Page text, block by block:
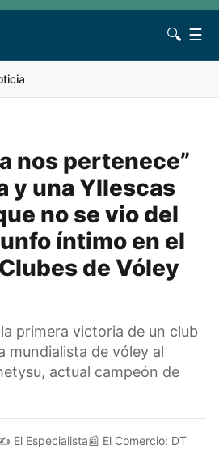
🔍 ☰
nos pertenece”
y una Yllescas
no se vio del
íntimo en el
de Vóley
primera victoria de un club
mundialista de vóley al
actual campeón de
El Especialista📰 El Comercio: DT